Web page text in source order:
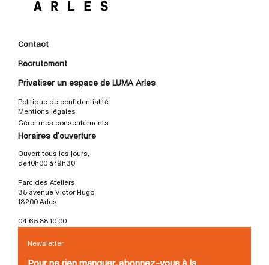
Contact
Recrutement
Privatiser un espace de LUMA Arles
Politique de confidentialité
Mentions légales
Gérer mes consentements
Horaires d'ouverture
Ouvert tous les jours,
de 10h00 à 19h30
Parc des Ateliers,
35 avenue Victor Hugo
13200 Arles
04 65 88 10 00
Newsletter